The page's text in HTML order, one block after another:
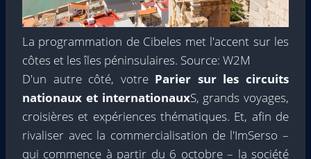
La programmation de Cibeles met l'accent sur les
côtes et les îles péninsulaires. Source: W2M
D'un autre côté, votreParier sur les circuits
nationaux et internationauxS, grands voyages,
croisières et expériences thématiques. Et, afin de
rivaliser avec la commercialisation de l'ImSerso –
qui commence à partir du 6 octobre – la société